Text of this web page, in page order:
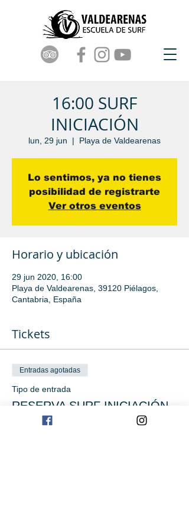
16:00 SURF
INICIACIÓN
lun, 29 jun
  |
Playa de Valdearenas
Lo sentimos, ya no tienes
posibilidad de registrarte
Ver otros eventos
Horario y ubicación
29 jun 2020, 16:00
Playa de Valdearenas, 39120 Piélagos,
Cantabria, España
Tickets
Entradas agotadas
Tipo de entrada
RESERVA SURF INICIACIÓN